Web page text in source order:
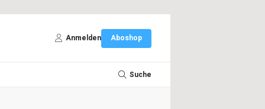
Anmelden Aboshop
Suche